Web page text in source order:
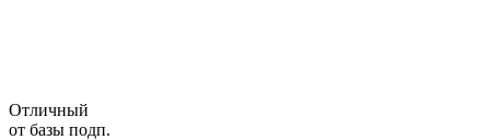
Отличный
от базы подп.